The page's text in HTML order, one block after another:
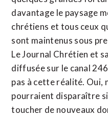
davantage le paysage
chrétiens et tous ceux
sont maintenus sous
Le Journal Chrétien et
diffusée sur le canal
pas à cette réalité. Oui,
pourraient disparaître si
toucher de nouveaux